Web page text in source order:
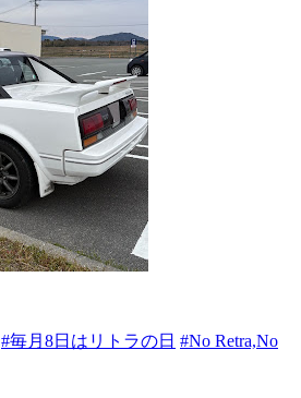
#毎月8日はリトラの日 #No Retra,No